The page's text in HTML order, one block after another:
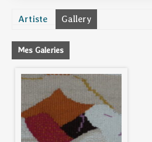
Artiste Gallery
Mes Galeries